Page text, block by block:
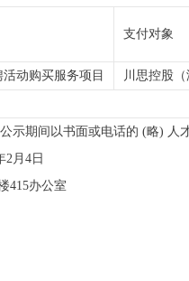
支付对象
动购买服务项目 川思控股
示期间以书面或电话的 (略) 人
2月4日
415办公室